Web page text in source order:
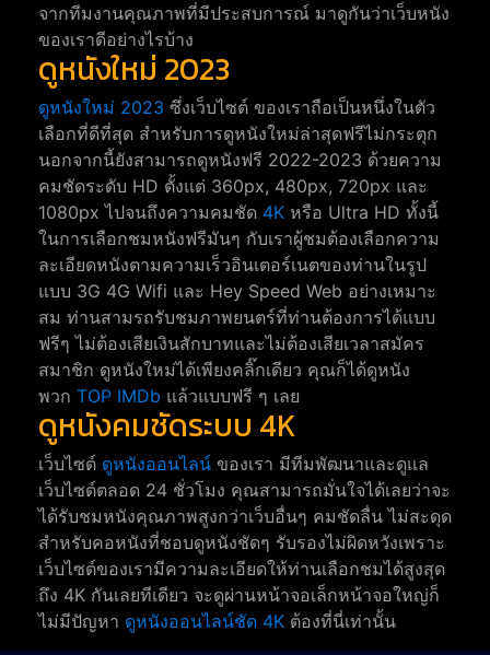
จากทีมงานคุณภาพที่มีประสบการณ์ มาดูกันว่าเว็บหนัง
ของเราดีอย่างไรบ้าง
ดูหนังใหม่ 2023
ดูหนังใหม่ 2023 ซึ่งเว็บไซต์ ของเราถือเป็นหนึ่งในตัว
เลือกที่ดีที่สุด สำหรับการดูหนังใหม่ล่าสุดฟรีไม่กระตุก
นอกจากนี้ยังสามารถดูหนังฟรี 2022-2023 ด้วยความ
คมชัดระดับ HD ตั้งแต่ 360px, 480px, 720px และ
1080px ไปจนถึงความคมชัด 4K หรือ Ultra HD ทั้งนี้
ในการเลือกชมหนังฟรีมันๆ กับเราผู้ชมต้องเลือกความ
ละเอียดหนังตามความเร็วอินเตอร์เนตของท่านในรูป
แบบ 3G 4G Wifi และ Hey Speed Web อย่างเหมาะ
สม ท่านสามรถรับชมภาพยนตร์ที่ท่านต้องการได้แบบ
ฟรีๆ ไม่ต้องเสียเงินสักบาทและไม่ต้องเสียเวลาสมัคร
สมาชิก ดูหนังใหม่ได้เพียงคลิ๊กเดียว คุณก็ได้ดูหนัง
พวก TOP IMDb แล้วแบบฟรี ๆ เลย
ดูหนังคมชัดระบบ 4K
เว็บไซต์ ดูหนังออนไลน์ ของเรา มีทีมพัฒนาและดูแล
เว็บไซต์ตลอด 24 ชั่วโมง คุณสามารถมั่นใจได้เลยว่าจะ
ได้รับชมหนังคุณภาพสูงกว่าเว็บอื่นๆ คมชัดลื่น ไม่สะดุด
สำหรับคอหนังที่ชอบดูหนังชัดๆ รับรองไม่ผิดหวังเพราะ
เว็บไซต์ของเรามีความละเอียดให้ท่านเลือกชมได้สูงสุด
ถึง 4K กันเลยทีเดียว จะดูผ่านหน้าจอเล็กหน้าจอใหญ่ก็
ไม่มีปัญหา ดูหนังออนไลน์ชัด 4K ต้องที่นี่เท่านั้น